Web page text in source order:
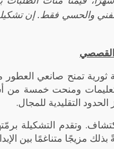
الفني والحسي فقط. إن
القصصي
تمنح صانعي العطور
ومنحت خمسة من
التقليدية للمجال.
وتقدم التشكيلة
مزيجًا متناغمًا بين